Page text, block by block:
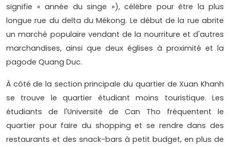
signifie « année du singe »), célèbre pour être la plus
longue rue du delta du Mékong. Le début de la rue abrite
un marché populaire vendant de la nourriture et d'autres
marchandises, ainsi que deux églises à proximité et la
pagode Quang Duc.
À côté de la section principale du quartier de Xuan Khanh
se trouve le quartier étudiant moins touristique. Les
étudiants de l'Université de Can Tho fréquentent le
quartier pour faire du shopping et se rendre dans des
restaurants et des snack-bars à petit budget, en plus de